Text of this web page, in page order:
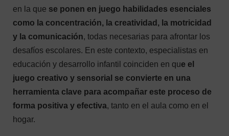
en la que se ponen en juego habilidades esenciales
como la concentración, la creatividad, la motricidad
y la comunicación, todas necesarias para afrontar los
desafíos escolares. En este contexto, especialistas en
educación y desarrollo infantil coinciden en que el
juego creativo y sensorial se convierte en una
herramienta clave para acompañar este proceso de
forma positiva y efectiva, tanto en el aula como en el
hogar.